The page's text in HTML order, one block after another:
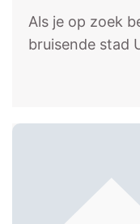
Als je op zoek
bruisende stad